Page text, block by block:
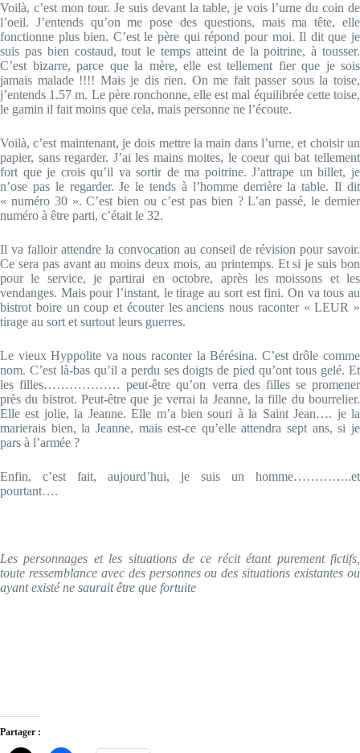
Voilà, c’est mon tour. Je suis devant la table, je vois l’urne du coin de
l’oeil. J’entends qu’on me pose des questions, mais ma tête, elle
fonctionne plus bien. C’est le père qui répond pour moi. Il dit que je
suis pas bien costaud, tout le temps atteint de la poitrine, à tousser.
C’est bizarre, parce que la mère, elle est tellement fier que je sois
jamais malade !!!! Mais je dis rien. On me fait passer sous la toise,
j’entends 1.57 m. Le père ronchonne, elle est mal équilibrée cette toise,
le gamin il fait moins que cela, mais personne ne l’écoute.
Voilà, c’est maintenant, je dois mettre la main dans l’urne, et choisir un
papier, sans regarder. J’ai les mains moites, le coeur qui bat tellement
fort que je crois qu’il va sortir de ma poitrine. J’attrape un billet, je
n’ose pas le regarder. Je le tends à l’homme derrière la table. Il dit
« numéro 30 ». C’est bien ou c’est pas bien ? L’an passé, le dernier
numéro à être parti, c’était le 32.
Il va falloir attendre la convocation au conseil de révision pour savoir.
Ce sera pas avant au moins deux mois, au printemps. Et si je suis bon
pour le service, je partirai en octobre, après les moissons et les
vendanges. Mais pour l’instant, le tirage au sort est fini. On va tous au
bistrot boire un coup et écouter les anciens nous raconter « LEUR »
tirage au sort et surtout leurs guerres.
Le vieux Hyppolite va nous raconter la Bérésina. C’est drôle comme
nom. C’est là-bas qu’il a perdu ses doigts de pied qu’ont tous gelé. Et
les filles……………… peut-être qu’on verra des filles se promener
près du bistrot. Peut-être que je verrai la Jeanne, la fille du bourrelier.
Elle est jolie, la Jeanne. Elle m’a bien souri à la Saint Jean…. je la
marierais bien, la Jeanne, mais est-ce qu’elle attendra sept ans, si je
pars à l’armée ?
Enfin, c’est fait, aujourd’hui, je suis un homme…………..et
pourtant….
Les personnages et les situations de ce récit étant purement fictifs,
toute ressemblance avec des personnes ou des situations existantes ou
ayant existé ne saurait être que fortuite
Partager :